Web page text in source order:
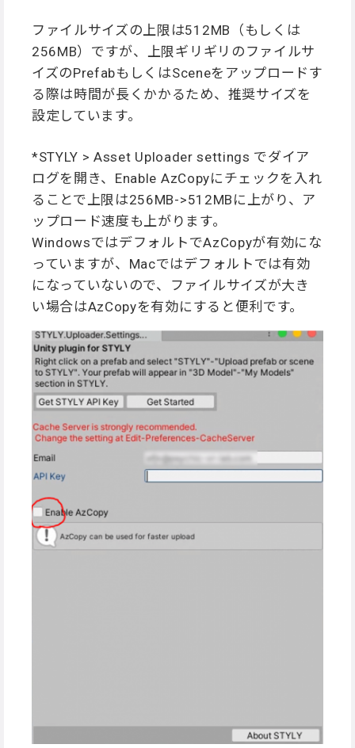
ファイルサイズの上限は512MB（もしくは
256MB）ですが、上限ギリギリのファイルサ
イズのPrefabもしくはSceneをアップロードす
る際は時間が長くかかるため、推奨サイズを
設定しています。
*STYLY > Asset Uploader settings でダイア
ログを開き、Enable AzCopyにチェックを入れ
ることで上限は256MB->512MBに上がり、ア
ップロード速度も上がります。
WindowsではデフォルトでAzCopyが有効にな
っていますが、Macではデフォルトでは有効
になっていないので、ファイルサイズが大き
い場合はAzCopyを有効にすると便利です。